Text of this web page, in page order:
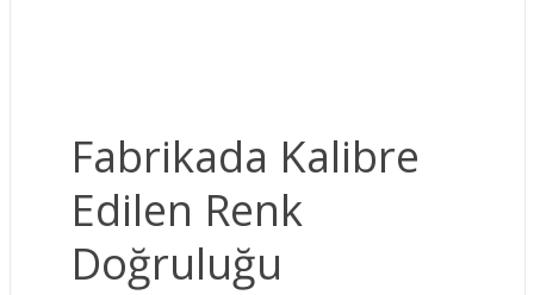
Fabrikada Kalibre
Edilen Renk
Doğruluğu